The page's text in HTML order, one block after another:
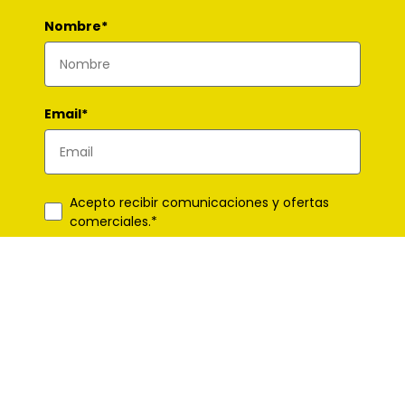
Nombre*
Email*
Acepto recibir comunicaciones y ofertas
comerciales.*